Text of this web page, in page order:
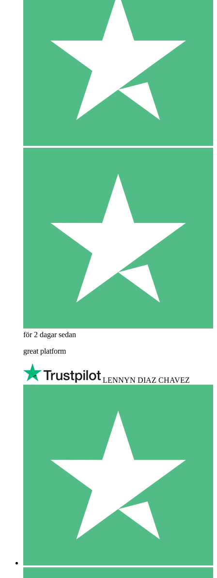
för 2 dagar sedan
great platform
LENNYN DIAZ CHAVEZ